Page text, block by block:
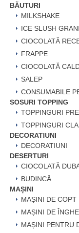
BĂUTURI
MILKSHAKE
ICE SLUSH
CIOCOLATĂ
FRAPPE
CIOCOLATĂ
SALEP
CONSUMABILE
SOSURI TOPPING
TOPPINGURI
TOPPINGURI
DECORATIUNI
DECORATIUNI
DESERTURI
CIOCOLATĂ
BUDINCĂ
MAȘINI
MAȘINI DE COPT
MAȘINI DE
MAȘINI PENTRU